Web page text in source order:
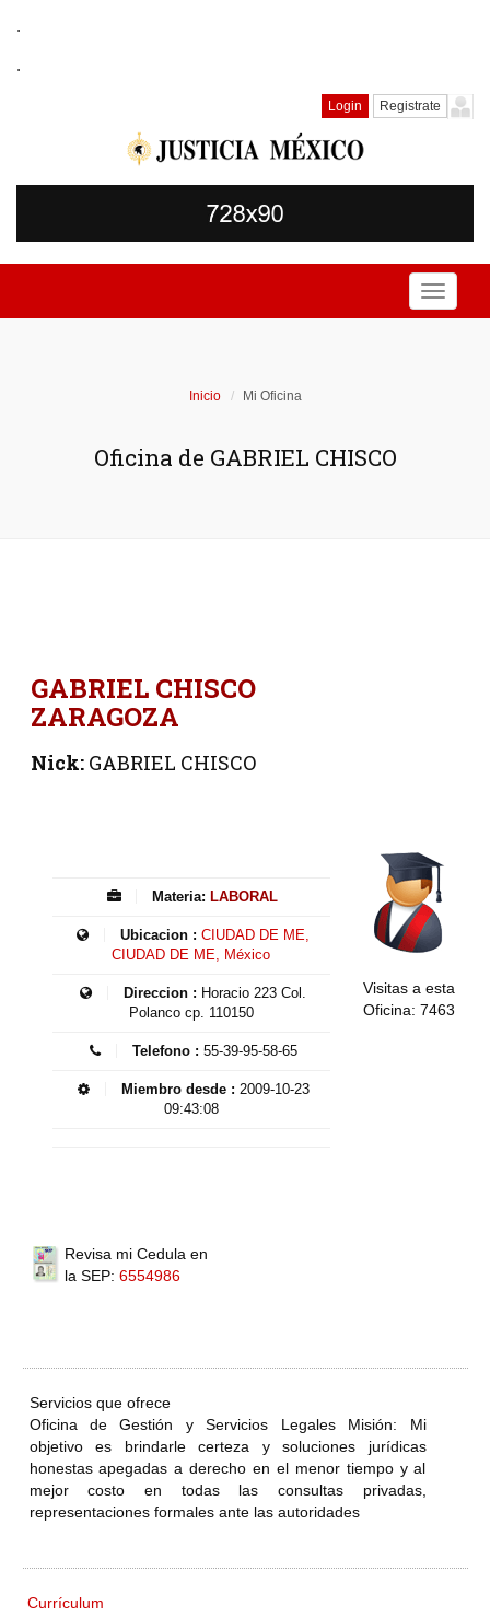
.
.
Login Registrate
Toggle
Inicio Mi Oficina
Oficina de GABRIEL CHISCO
GABRIEL CHISCO
ZARAGOZA
Nick:GABRIEL CHISCO
Materia: LABORAL
Ubicacion : CIUDAD DE ME,
CIUDAD DE ME, México
Direccion : Horacio 223 Col.
Polanco cp. 110150
Telefono : 55-39-95-58-65
Miembro desde : 2009-10-23
09:43:08
Visitas a esta
Oficina: 7463
Revisa mi Cedula en
la SEP: 6554986
Servicios que ofrece
Oficina de Gestión y Servicios Legales Misión: Mi
objetivo es brindarle certeza y soluciones jurídicas
honestas apegadas a derecho en el menor tiempo y al
mejor costo en todas las consultas privadas,
representaciones formales ante las autoridades
Currículum